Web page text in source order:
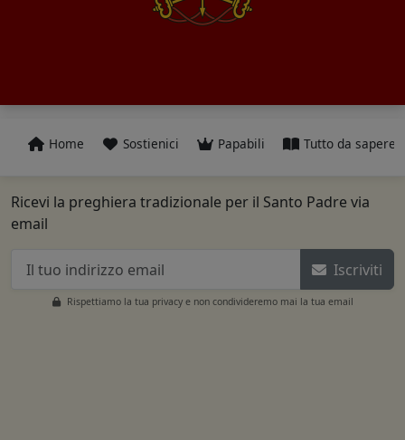
Home Sostienici Papabili Tutto da sapere
Ricevi la preghiera tradizionale per il Santo Padre via
email
Iscriviti
Rispettiamo la tua privacy e non condivideremo mai la tua email